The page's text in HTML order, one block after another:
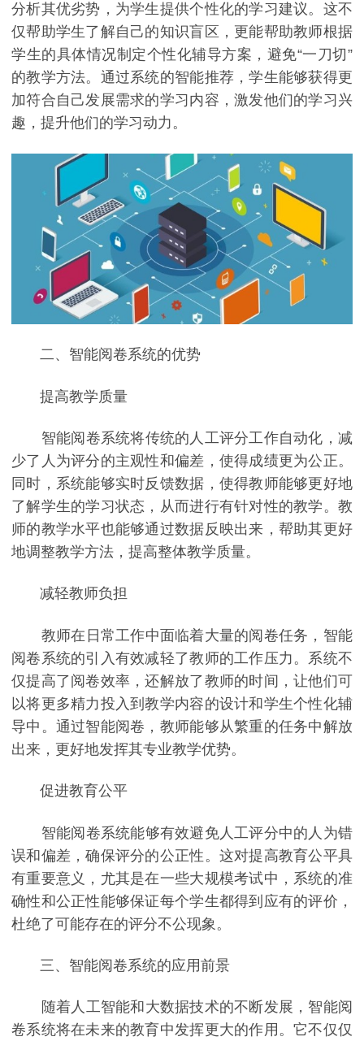
分析其优劣势，为学生提供个性化的学习建议。这不
仅帮助学生了解自己的知识盲区，更能帮助教师根据
学生的具体情况制定个性化辅导方案，避免“一刀切”
的教学方法。通过系统的智能推荐，学生能够获得更
加符合自己发展需求的学习内容，激发他们的学习兴
趣，提升他们的学习动力。
二、智能阅卷系统的优势
提高教学质量
智能阅卷系统将传统的人工评分工作自动化，减
少了人为评分的主观性和偏差，使得成绩更为公正。
同时，系统能够实时反馈数据，使得教师能够更好地
了解学生的学习状态，从而进行有针对性的教学。教
师的教学水平也能够通过数据反映出来，帮助其更好
地调整教学方法，提高整体教学质量。
减轻教师负担
教师在日常工作中面临着大量的阅卷任务，智能
阅卷系统的引入有效减轻了教师的工作压力。系统不
仅提高了阅卷效率，还解放了教师的时间，让他们可
以将更多精力投入到教学内容的设计和学生个性化辅
导中。通过智能阅卷，教师能够从繁重的任务中解放
出来，更好地发挥其专业教学优势。
促进教育公平
智能阅卷系统能够有效避免人工评分中的人为错
误和偏差，确保评分的公正性。这对提高教育公平具
有重要意义，尤其是在一些大规模考试中，系统的准
确性和公正性能够保证每个学生都得到应有的评价，
杜绝了可能存在的评分不公现象。
三、智能阅卷系统的应用前景
随着人工智能和大数据技术的不断发展，智能阅
卷系统将在未来的教育中发挥更大的作用。它不仅仅